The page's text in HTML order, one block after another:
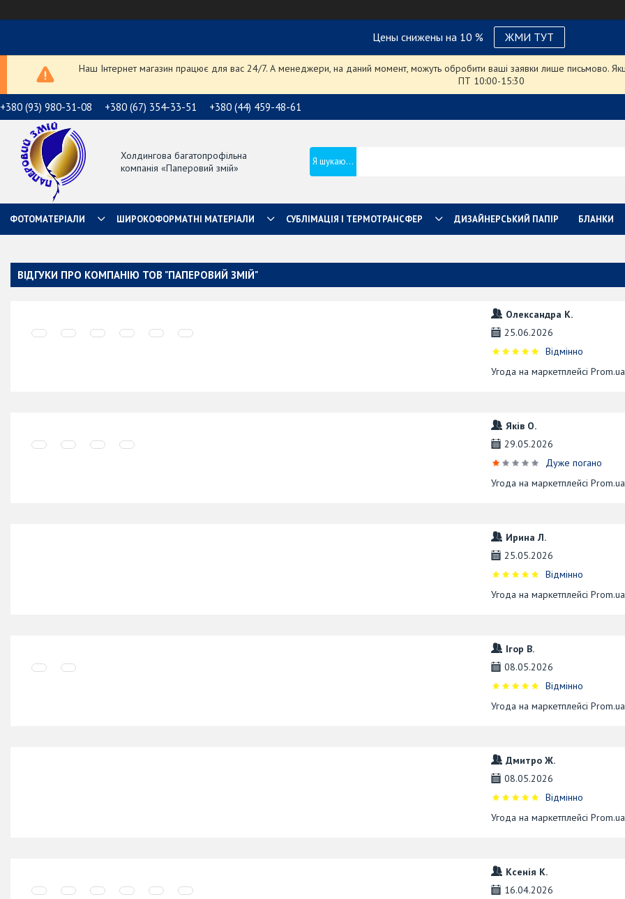
Цены снижены на 10 % ЖМИ ТУТ
Наш Інтернет магазин працює для вас 24/7. А менеджери, на даний момент, можуть обробити ваші заявки лише письмово.
ПТ 10:00-15:30
+380 (93) 980-31-08 +380 (67) 354-33-51 +380 (44) 459-48-61
Холдингова багатопрофільна
компанія «Паперовий змій»
ФОТОМАТЕРІАЛИ ШИРОКОФОРМАТНІ МАТЕРІАЛИ СУБЛІМАЦІЯ І ТЕРМОТРАНСФЕР ДИЗАЙНЕРСЬКИЙ ПАПІР БЛАНКИ
ВІДГУКИ ПРО КОМПАНІЮ ТОВ "ПАПЕРОВИЙ ЗМІЙ"
Олександра К.
25.06.2026
Відмінно
Угода на маркетплейсі Prom.ua
Яків О.
29.05.2026
Дуже погано
Угода на маркетплейсі Prom.ua
Ирина Л.
25.05.2026
Відмінно
Угода на маркетплейсі Prom.ua
Ігор В.
08.05.2026
Відмінно
Угода на маркетплейсі Prom.ua
Дмитро Ж.
08.05.2026
Відмінно
Угода на маркетплейсі Prom.ua
Ксенія К.
16.04.2026